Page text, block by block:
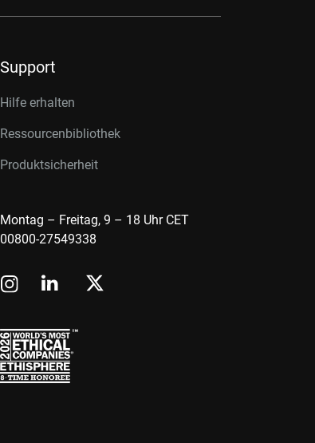
Support
Hilfe erhalten
Ressourcenbibliothek
Produktsicherheit
Montag – Freitag, 9 – 18 Uhr CET
00800-27549338